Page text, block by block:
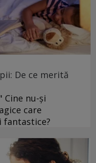
De ce merită
Cine nu-și
care
fantastice?